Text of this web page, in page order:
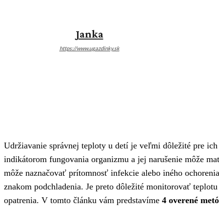
Janka
https://www.ugazdinky.sk
Udržiavanie správnej teploty u detí je veľmi dôležité pre
indikátorom fungovania organizmu a jej narušenie môže
môže naznačovať prítomnosť infekcie alebo iného
znakom podchladenia. Je preto dôležité monitorovať
opatrenia. V tomto článku vám predstavíme 4 overené